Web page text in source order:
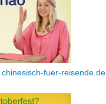
chinesisch-fuer-reisende.de